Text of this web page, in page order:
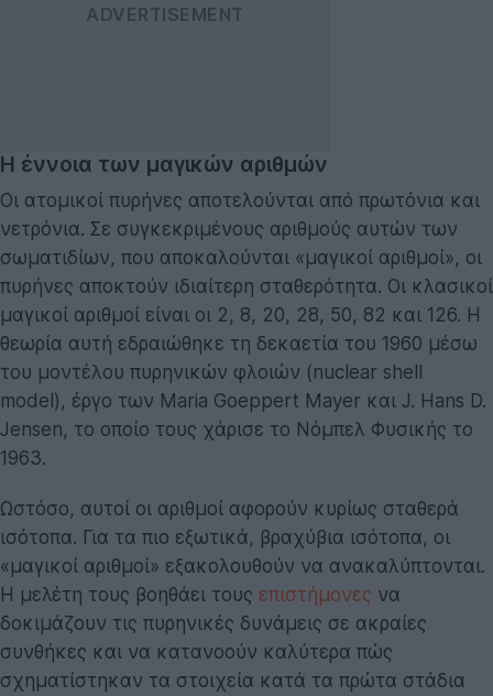
Η έννοια των μαγικών αριθμών
Οι ατομικοί πυρήνες αποτελούνται από πρωτόνια και
νετρόνια. Σε συγκεκριμένους αριθμούς αυτών των
σωματιδίων, που αποκαλούνται «μαγικοί αριθμοί», οι
πυρήνες αποκτούν ιδιαίτερη σταθερότητα. Οι κλασικοί
μαγικοί αριθμοί είναι οι 2, 8, 20, 28, 50, 82 και 126. Η
θεωρία αυτή εδραιώθηκε τη δεκαετία του 1960 μέσω
του μοντέλου πυρηνικών φλοιών (nuclear shell
model), έργο των Maria Goeppert Mayer και J. Hans D.
Jensen, το οποίο τους χάρισε το Νόμπελ Φυσικής το
1963.
Ωστόσο, αυτοί οι αριθμοί αφορούν κυρίως σταθερά
ισότοπα. Για τα πιο εξωτικά, βραχύβια ισότοπα, οι
«μαγικοί αριθμοί» εξακολουθούν να ανακαλύπτονται.
Η μελέτη τους βοηθάει τους επιστήμονες να
δοκιμάζουν τις πυρηνικές δυνάμεις σε ακραίες
συνθήκες και να κατανοούν καλύτερα πώς
σχηματίστηκαν τα στοιχεία κατά τα πρώτα στάδια